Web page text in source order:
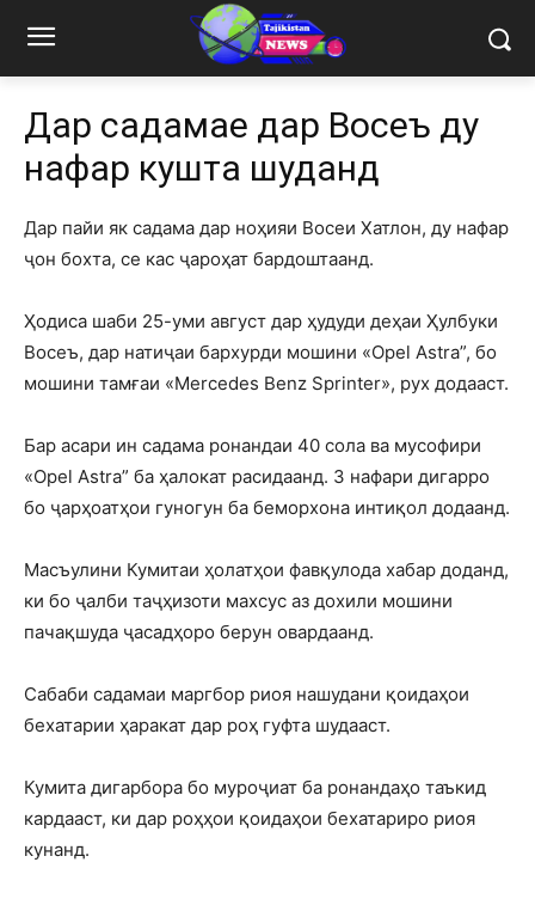
Дар садамае дар Восеъ ду
нафар кушта шуданд
Дар пайи як садама дар ноҳияи Восеи Хатлон, ду нафар
ҷон бохта, се кас ҷароҳат бардоштаанд.
Ҳодиса шаби 25-уми август дар ҳудуди деҳаи Ҳулбуки
Восеъ, дар натиҷаи бархурди мошини «Opel Astra”, бо
мошини тамғаи «Mercedes Benz Sprinter», рух додааст.
Бар асари ин садама ронандаи 40 сола ва мусофири
«Opel Astra” ба ҳалокат расидаанд. 3 нафари дигарро
бо ҷарҳоатҳои гуногун ба беморхона интиқол додаанд.
Масъулини Кумитаи ҳолатҳои фавқулода хабар доданд,
ки бо ҷалби таҷҳизоти махсус аз дохили мошини
пачақшуда ҷасадҳоро берун овардаанд.
Сабаби садамаи маргбор риоя нашудани қоидаҳои
бехатарии ҳаракат дар роҳ гуфта шудааст.
Кумита дигарбора бо муроҷиат ба ронандаҳо таъкид
кардааст, ки дар роҳҳои қоидаҳои бехатариро риоя
кунанд.